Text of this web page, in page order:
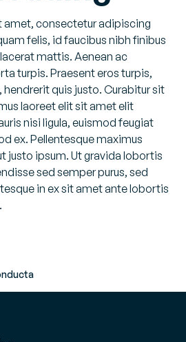
amet, consectetur adipiscing
felis, id faucibus nibh finibus
mattis. Aenean ac
turpis. Praesent eros turpis,
hendrerit quis justo. Curabitur sit
laoreet elit sit amet elit
nisi ligula, euismod feugiat
ex. Pellentesque maximus
justo ipsum. Ut gravida lobortis
sed semper purus, sed
in ex sit amet ante lobortis